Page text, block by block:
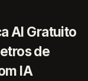
AI Gratuito
de
IA